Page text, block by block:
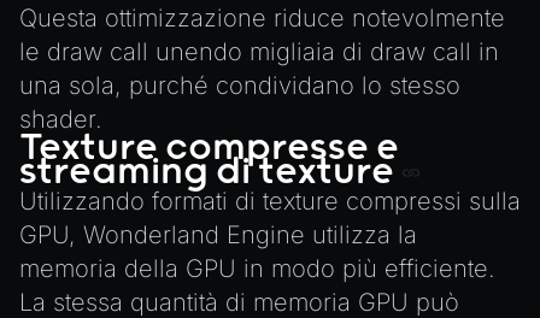
Questa ottimizzazione riduce notevolmente
le draw call unendo migliaia di draw call in
una sola, purché condividano lo stesso
shader.
Texture compresse e
streaming di texture
Utilizzando formati di texture compressi sulla
GPU, Wonderland Engine utilizza la
memoria della GPU in modo più efficiente.
La stessa quantità di memoria GPU può
SceneResource
Skin
Texture
TextureManager
UTILS
BitSet
CBORReader
DefaultPropertyCloner